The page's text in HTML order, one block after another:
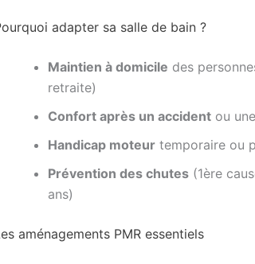
adapter sa salle de bain ?
Maintien à domicile des
retraite)
Confort après un accident ou
Handicap moteur temporaire ou
Prévention des chutes (1ère
ans)
aménagements PMR essentiels